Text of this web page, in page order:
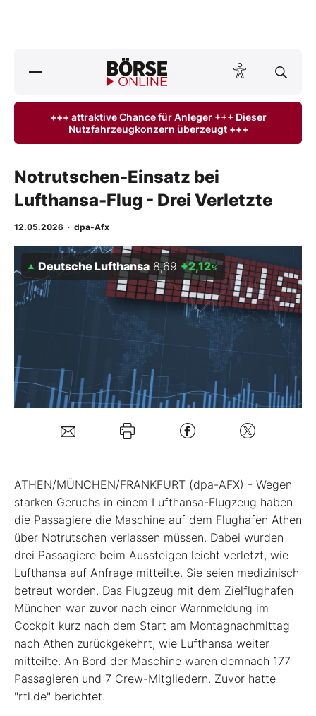
ktuelle Ausgabe BÖRSE ONLINE lesen
Finanz-Check
Abo & Shop
BO-Musterdepots
Mein Konto
Folgen Sie uns
Kontakt
+++ attraktive Chance für Anleger +++ Dieser
Nutzfahrzeugkonzern überzeugt +++
Notrutschen-Einsatz bei
Lufthansa-Flug - Drei Verletzte
12.05.2026 · dpa-Afx
Deutsche Lufthansa 8,69 +2,12%
ATHEN/MÜNCHEN/FRANKFURT (dpa-AFX) - Wegen
starken Geruchs in einem Lufthansa-Flugzeug haben
die Passagiere die Maschine auf dem Flughafen Athen
über Notrutschen verlassen müssen. Dabei wurden
drei Passagiere beim Aussteigen leicht verletzt, wie
Lufthansa auf Anfrage mitteilte. Sie seien medizinisch
betreut worden. Das Flugzeug mit dem Zielflughafen
München war zuvor nach einer Warnmeldung im
Cockpit kurz nach dem Start am Montagnachmittag
nach Athen zurückgekehrt, wie Lufthansa weiter
mitteilte. An Bord der Maschine waren demnach 177
Passagieren und 7 Crew-Mitgliedern. Zuvor hatte
"rtl.de" berichtet.